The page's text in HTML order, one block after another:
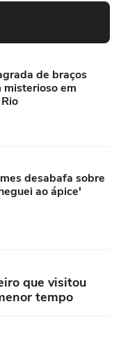
de braços
misterioso em
desabafa sobre
ao ápice'
que visitou
tempo